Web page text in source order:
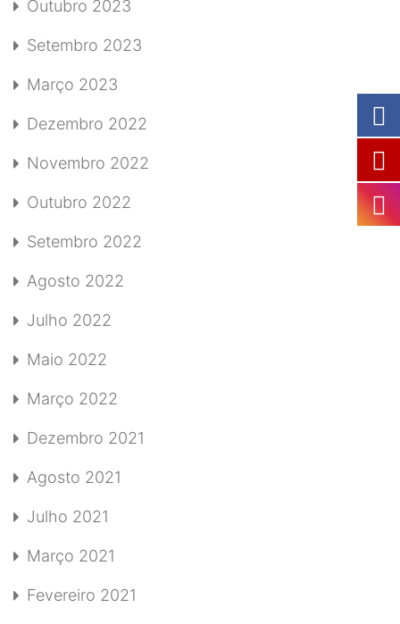
Outubro 2023
Setembro 2023
Março 2023
Dezembro 2022
Novembro 2022
Outubro 2022
Setembro 2022
Agosto 2022
Julho 2022
Maio 2022
Março 2022
Dezembro 2021
Agosto 2021
Julho 2021
Março 2021
Fevereiro 2021